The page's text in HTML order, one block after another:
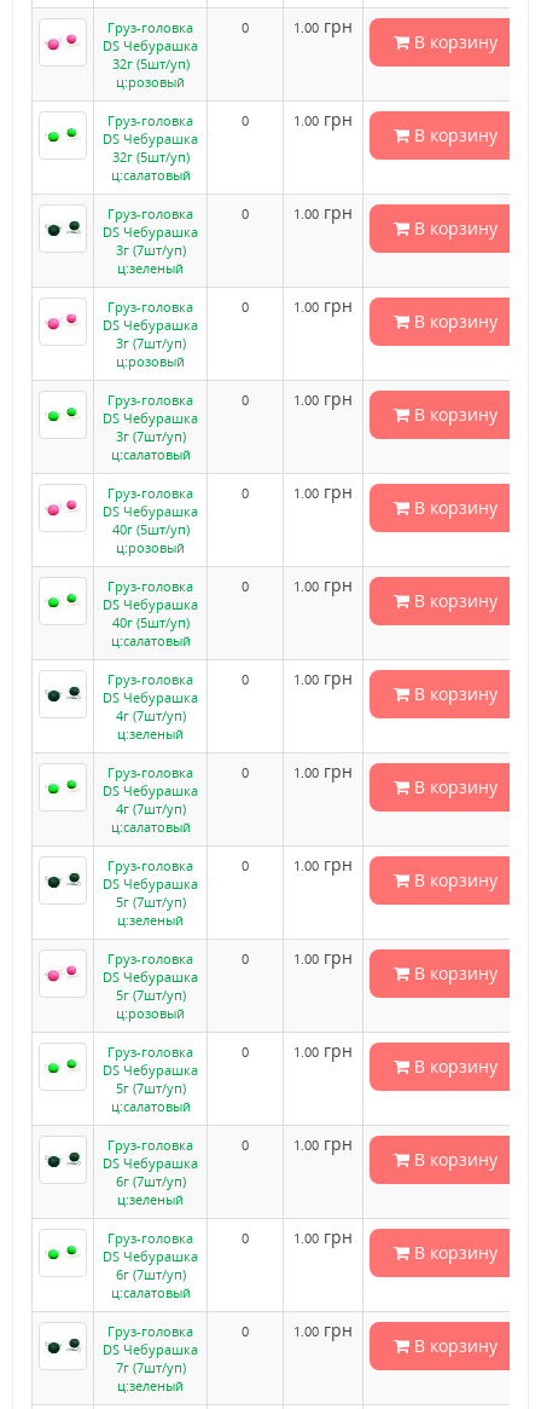
Груз-головка
DS Чебурашка
32г (5шт/уп)
ц:розовый
0 1.00 грн
В корзину
Груз-головка
DS Чебурашка
32г (5шт/уп)
ц:салатовый
0 1.00 грн
В корзину
Груз-головка
DS Чебурашка
3г (7шт/уп)
ц:зеленый
0 1.00 грн
В корзину
Груз-головка
DS Чебурашка
3г (7шт/уп)
ц:розовый
0 1.00 грн
В корзину
Груз-головка
DS Чебурашка
3г (7шт/уп)
ц:салатовый
0 1.00 грн
В корзину
Груз-головка
DS Чебурашка
40г (5шт/уп)
ц:розовый
0 1.00 грн
В корзину
Груз-головка
DS Чебурашка
40г (5шт/уп)
ц:салатовый
0 1.00 грн
В корзину
Груз-головка
DS Чебурашка
4г (7шт/уп)
ц:зеленый
0 1.00 грн
В корзину
Груз-головка
DS Чебурашка
4г (7шт/уп)
ц:салатовый
0 1.00 грн
В корзину
Груз-головка
DS Чебурашка
5г (7шт/уп)
ц:зеленый
0 1.00 грн
В корзину
Груз-головка
DS Чебурашка
5г (7шт/уп)
ц:розовый
0 1.00 грн
В корзину
Груз-головка
DS Чебурашка
5г (7шт/уп)
ц:салатовый
0 1.00 грн
В корзину
Груз-головка
DS Чебурашка
6г (7шт/уп)
ц:зеленый
0 1.00 грн
В корзину
Груз-головка
DS Чебурашка
6г (7шт/уп)
ц:салатовый
0 1.00 грн
В корзину
Груз-головка
DS Чебурашка
7г (7шт/уп)
ц:зеленый
0 1.00 грн
В корзину